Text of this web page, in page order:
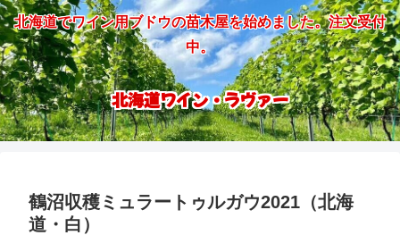
北海道でワイン用ブドウの苗木屋を始めました。注文受付
中。
北海道ワイン・ラヴァー
鶴沼収穫ミュラートゥルガウ2021（北海
道・白）